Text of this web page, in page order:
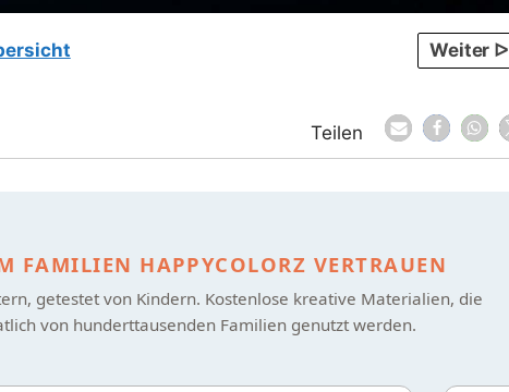
Weiter ᐅ
FAMILIEN HAPPYCOLORZ VERTRAUEN
getestet von Kindern. Kostenlose kreative Materialien, die
von hunderttausenden Familien genutzt werden.